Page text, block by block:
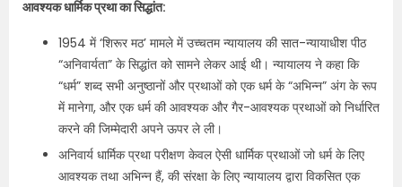
आवश्यक धार्मिक प्रथा का सिद्धांत:
1954 में ‘शिरूर मठ’ मामले में उच्चतम न्यायालय की सात-न्यायाधीश पीठ
“अनिवार्यता” के सिद्धांत को सामने लेकर आई थी। न्यायालय ने कहा कि
“धर्म” शब्द सभी अनुष्ठानों और प्रथाओं को एक धर्म के “अभिन्न” अंग के रूप
में मानेगा, और एक धर्म की आवश्यक और गैर-आवश्यक प्रथाओं को निर्धारित
करने की जिम्मेदारी अपने ऊपर ले ली।
अनिवार्य धार्मिक प्रथा परीक्षण केवल ऐसी धार्मिक प्रथाओं जो धर्म के लिए
आवश्यक तथा अभिन्न हैं, की संरक्षा के लिए न्यायालय द्वारा विकसित एक